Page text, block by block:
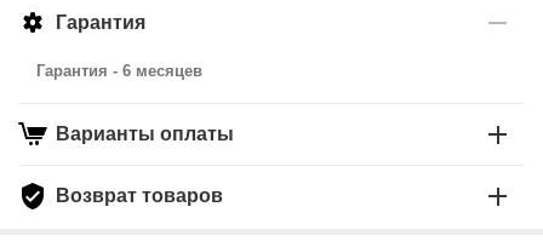
Гарантия
Гарантия - 6 месяцев
Варианты оплаты
Возврат товаров